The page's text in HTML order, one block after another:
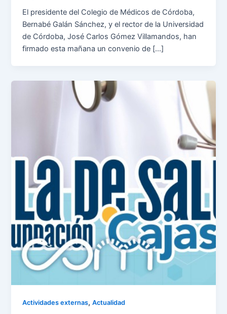
El presidente del Colegio de Médicos de Córdoba,
Bernabé Galán Sánchez, y el rector de la Universidad
de Córdoba, José Carlos Gómez Villamandos, han
firmado esta mañana un convenio de […]
Actividades externas,Actualidad